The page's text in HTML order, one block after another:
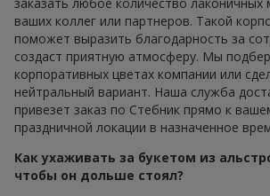
заказать любое количество лаконичных
ваших коллег или партнеров. Такой
поможет выразить благодарность за
создаст приятную атмосферу. Мы
корпоративных цветах компании или
нейтральный вариант. Наша служба
привезет заказ по Стебник прямо к
праздничной локации в назначенное
Как ухаживать за букетом из
чтобы он дольше стоял?